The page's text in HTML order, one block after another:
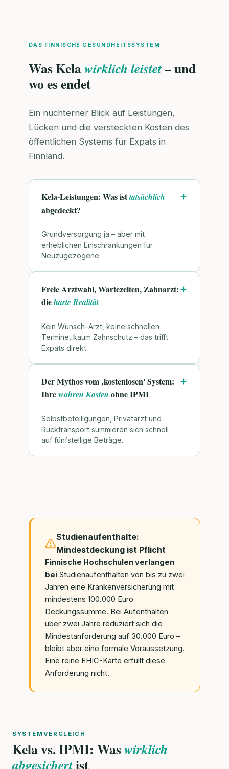
DAS FINNISCHE GESUNDHEITSSYSTEM
Was Kelawirklich leistet– und
wo es endet
Ein nüchterner Blick auf Leistungen,
Lücken und die versteckten Kosten des
öffentlichen Systems für Expats in
Finnland.
Kela-Leistungen: Was isttatsächlich
abgedeckt?
Grundversorgung ja – aber mit
erheblichen Einschränkungen für
Neuzugezogene.
Freie Arztwahl, Wartezeiten, Zahnarzt:
dieharte Realität
Kein Wunsch-Arzt, keine schnellen
Termine, kaum Zahnschutz – das trifft
Expats direkt.
Der Mythos vom ‚kostenlosen' System:
Ihrewahren Kosten ohne IPMI
Selbstbeteiligungen, Privatarzt und
Rücktransport summieren sich schnell
auf fünfstellige Beträge.
Studienaufenthalte:
Mindestdeckung ist Pflicht
Finnische Hochschulen verlangen
bei Studienaufenthalten von bis zu zwei
Jahren eine Krankenversicherung mit
mindestens 100.000 Euro
Deckungssumme. Bei Aufenthalten
über zwei Jahre reduziert sich die
Mindestanforderung auf 30.000 Euro –
bleibt aber eine formale Voraussetzung.
Eine reine EHIC-Karte erfüllt diese
Anforderung nicht.
SYSTEMVERGLEICH
Kela vs. IPMI: Waswirklich
abgesichertist